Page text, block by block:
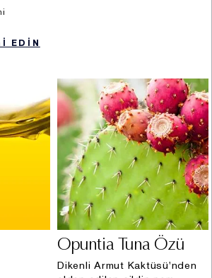
EDİN
Opuntia Tuna Özü
Dikenli Armut Kaktüsü'nden
(kimlik, iletişim, sosyal
yürütülmesi kapsamında
ürün gönderimi yapılabilmesi
medya hesap bilgisi) (Hukuki
yönetimi süreçlerinin yürütülmesi ve
talep/şikayetlerinin takibinin
iletişim, pazarlama, kozmetik ürün
güvenliği, finans, mesleki
işlem ve sosyal medya hesap bilgisi,
(Hukuki sebep: sözleşmenin
yerine getirilmesi, bir
ve korunması, ilgili kişi
olması)